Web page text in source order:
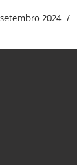
2024